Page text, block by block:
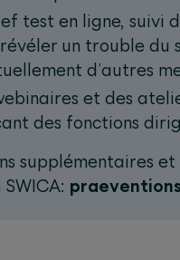
test en ligne, suivi
un trouble du
d’autres
et des
des fonctions
supplémentaires